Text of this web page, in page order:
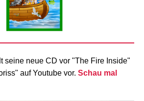
seine neue CD vor "The Fire Inside"
auf Youtube vor. Schau mal